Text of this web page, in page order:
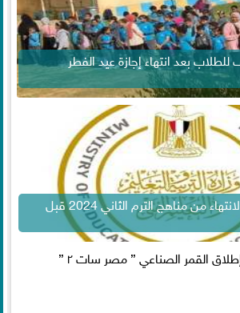
بعد انتهاء إجازة عيد الفطر
التعليم تشدد على الانتهاء من مناهج الترم الثاني 2024 قبل
القمر الصناعي ” مصر سات ٢ ”